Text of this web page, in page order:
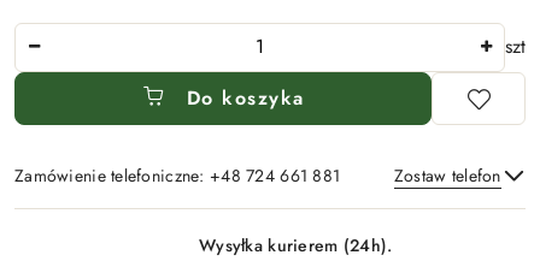
Ilość
szt
Do koszyka
Zamówienie telefoniczne: +48 724 661 881 Zostaw telefon
Wysyłka kurierem (24h).